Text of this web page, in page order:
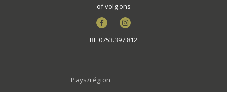
of volg ons
FacebookInstagram
BE 0753.397.812
Pays/région